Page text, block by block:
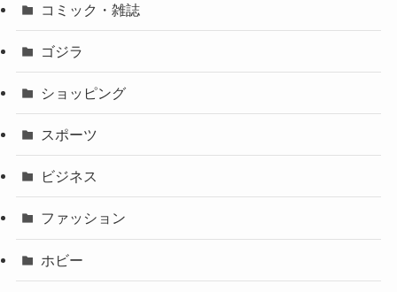
コミック・雑誌
ゴジラ
ショッピング
スポーツ
ビジネス
ファッション
ホビー